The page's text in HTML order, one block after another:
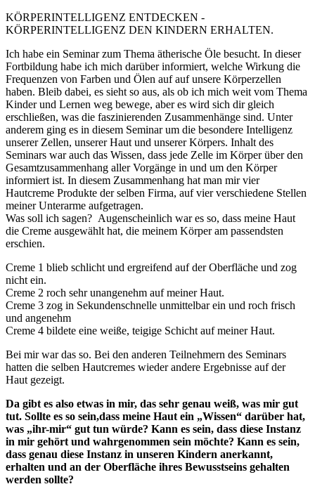
KÖRPERINTELLIGENZ ENTDECKEN -
KÖRPERINTELLIGENZ DEN KINDERN ERHALTEN.
Ich habe ein Seminar zum Thema ätherische Öle besucht. In dieser
Fortbildung habe ich mich darüber informiert, welche Wirkung die
Frequenzen von Farben und Ölen auf auf unsere Körperzellen
haben. Bleib dabei, es sieht so aus, als ob ich mich weit vom Thema
Kinder und Lernen weg bewege, aber es wird sich dir gleich
erschließen, was die faszinierenden Zusammenhänge sind. Unter
anderem ging es in diesem Seminar um die besondere Intelligenz
unserer Zellen, unserer Haut und unserer Körpers. Inhalt des
Seminars war auch das Wissen, dass jede Zelle im Körper über den
Gesamtzusammenhang aller Vorgänge in und um den Körper
informiert ist. In diesem Zusammenhang hat man mir vier
Hautcreme Produkte der selben Firma, auf vier verschiedene Stellen
meiner Unterarme aufgetragen.
Was soll ich sagen? Augenscheinlich war es so, dass meine Haut
die Creme ausgewählt hat, die meinem Körper am passendsten
erschien.
Creme 1 blieb schlicht und ergreifend auf der Oberfläche und zog
nicht ein.
Creme 2 roch sehr unangenehm auf meiner Haut.
Creme 3 zog in Sekundenschnelle unmittelbar ein und roch frisch
und angenehm
Creme 4 bildete eine weiße, teigige Schicht auf meiner Haut.
Bei mir war das so. Bei den anderen Teilnehmern des Seminars
hatten die selben Hautcremes wieder andere Ergebnisse auf der
Haut gezeigt.
Da gibt es also etwas in mir, das sehr genau weiß, was mir gut
tut. Sollte es so sein,dass meine Haut ein „Wissen“ darüber hat,
was „ihr-mir“ gut tun würde? Kann es sein, dass diese Instanz
in mir gehört und wahrgenommen sein möchte? Kann es sein,
dass genau diese Instanz in unseren Kindern anerkannt,
erhalten und an der Oberfläche ihres Bewusstseins gehalten
werden sollte?